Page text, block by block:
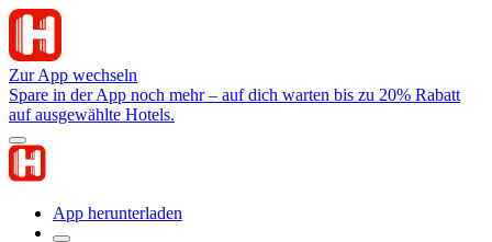
Zur App wechseln
Spare in der App noch mehr – auf dich warten bis zu 20% Rabatt
auf ausgewählte Hotels.
App herunterladen